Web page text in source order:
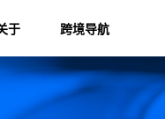
于 跨境导航